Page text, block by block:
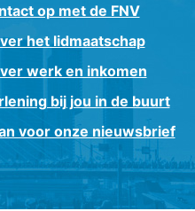
op met de FNV
het lidmaatschap
werk en inkomen
bij jou in de buurt
voor onze nieuwsbrief